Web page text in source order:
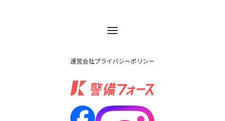
運営会社プライバシーポリシー